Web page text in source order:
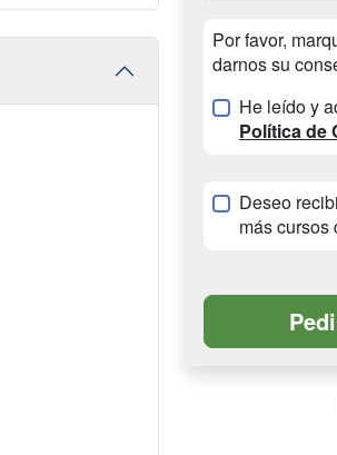
Por favor,
darnos su
He leído y
Política de
Deseo
más cursos